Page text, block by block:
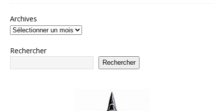
Archives
Rechercher
Rechercher